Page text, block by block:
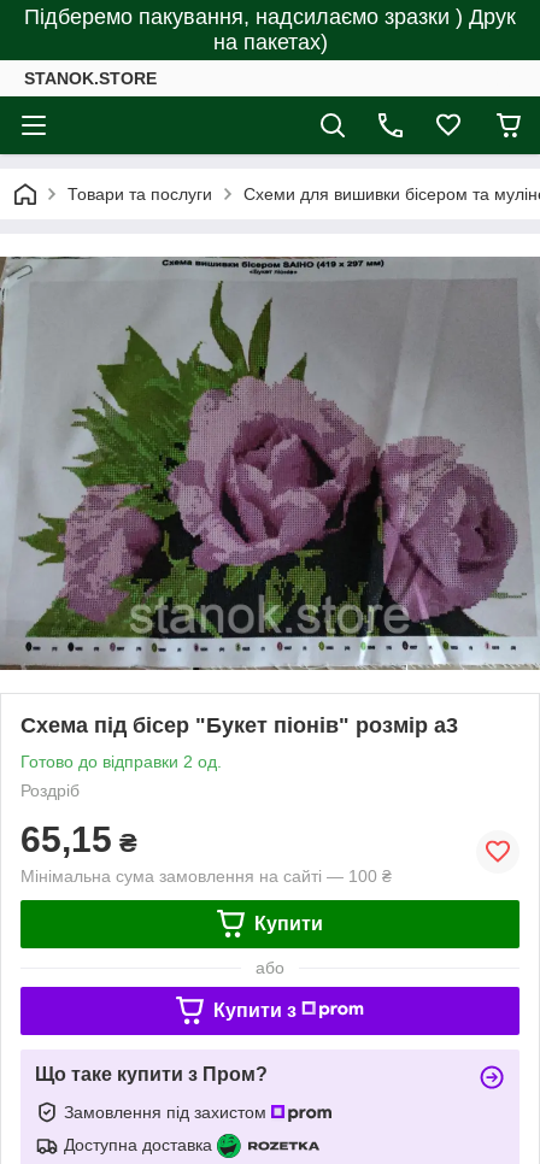
Підберемо пакування, надсилаємо зразки ) Друк
на пакетах)
STANOK.STORE
Товари та послуги Схеми для вишивки бісером та
Схема під бісер "Букет піонів" розмір а3
Готово до відправки 2 од.
Роздріб
65,15 ₴
Мінімальна сума замовлення на сайті — 100 ₴
Купити
або
Купити з
Що таке купити з Пром?
Замовлення під захистом
Доступна доставка